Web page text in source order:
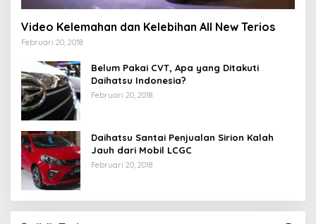
Video Kelemahan dan Kelebihan All New Terios
Februari 20, 2018
Belum Pakai CVT, Apa yang Ditakuti
Daihatsu Indonesia?
Februari 20, 2018
Daihatsu Santai Penjualan Sirion Kalah
Jauh dari Mobil LCGC
Februari 20, 2018